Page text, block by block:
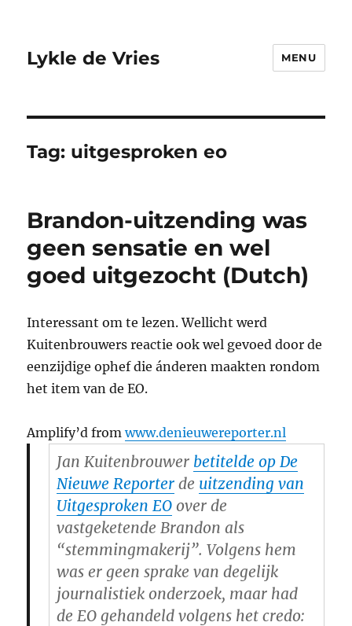
Lykle de Vries MENU
Tag: uitgesproken eo
Brandon-uitzending was
geen sensatie en wel
goed uitgezocht (Dutch)
Interessant om te lezen. Wellicht werd
Kuitenbrouwers reactie ook wel gevoed door de
eenzijdige ophef die ánderen maakten rondom
het item van de EO.
Amplify’d fromwww.denieuwereporter.nl
Jan Kuitenbrouwer betitelde op De
Nieuwe Reporterde uitzending van
Uitgesproken EOover de
vastgeketende Brandon als
“stemmingmakerij”. Volgens hem
was er geen sprake van degelijk
journalistiek onderzoek, maar had
de EO gehandeld volgens het credo: